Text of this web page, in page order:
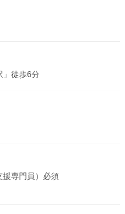
」徒歩6分
援専門員）必須